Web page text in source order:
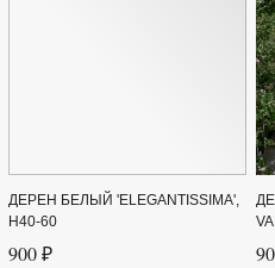
ДЕРЕН БЕЛЫЙ 'ELEGANTISSIMA',
H40-60
900 ₽